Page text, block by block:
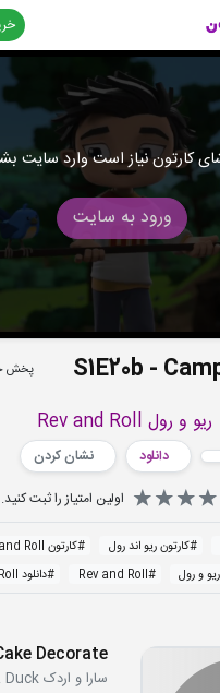
کارتون نیاز است وارد سایت
ورود به سایت
S1E20b - پخش
ریو و رول Rev and Roll
دانلود
نشان کردن
اولین امتیاز را ثبت کنید.
#کارتون ریو اند رول #کارتون Rev and Roll
ریو و رول #
Rev and Roll
#دانلود Rev and Roll
Decorate
سارا و اردک Sarah & Duck